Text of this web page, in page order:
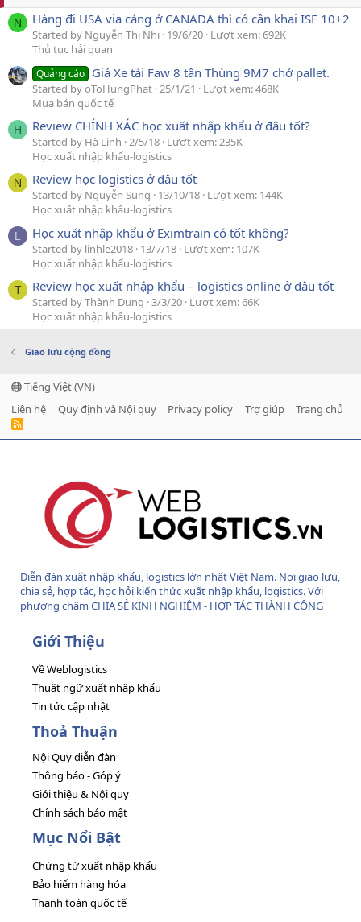
N Hàng đi USA via cảng ở CANADA thì có cần khai ISF 10+2
Started by Nguyễn Thị Nhi 19/6/20 Lượt xem: 692K
Thủ tục hải quan
Quảng cáo Giá Xe tải Faw 8 tấn Thùng 9M7 chở pallet.
Started by oToHungPhat 25/1/21
Lượt xem: 468K
Mua bán quốc tế
H Review CHÍNH XÁC học xuất nhập khẩu ở đâu tốt?
Started by Hà Linh 2/5/18 Lượt xem: 235K
Học xuất nhập khẩu-logistics
N Review học logistics ở đâu tốt
Started by Nguyễn Sung 13/10/18 Lượt xem: 144K
Học xuất nhập khẩu-logistics
L Học xuất nhập khẩu ở Eximtrain có tốt không?
Started by linhle2018 13/7/18 Lượt xem: 107K
Học xuất nhập khẩu-logistics
T Review học xuất nhập khẩu – logistics online ở đâu tốt
Started by Thành Dung 3/3/20 Lượt xem: 66K
Học xuất nhập khẩu-logistics
Giao lưu cộng đồng
Tiếng Việt (VN)
Liên hệ
Quy định và Nội quy Privacy policy Trợ giúp Trang chủ
R
Diễn đàn xuất nhập khẩu, logistics lớn nhất Việt Nam. Nơi giao lưu,
chia sẻ, hợp tác, học hỏi kiến thức xuất nhập khẩu, logistics. Với
phương châm CHIA SẺ KINH NGHIỆM - HỢP TÁC THÀNH CÔNG
Giới Thiệu
Về Weblogistics
Thuật ngữ xuất nhập khẩu
Tin tức cập nhật
Thoả Thuận
Nội Quy diễn đàn
Thông báo - Góp ý
Giới thiệu & Nội quy
Chính sách bảo mật
Mục Nổi Bật
Chứng từ xuất nhập khẩu
Bảo hiểm hàng hóa
Thanh toán quốc tế